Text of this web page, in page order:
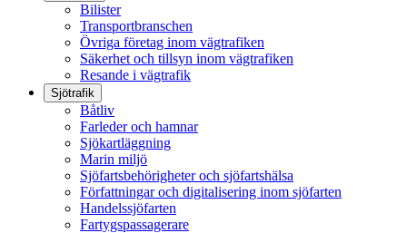
Bilister
Transportbranschen
Övriga företag inom vägtrafiken
Säkerhet och tillsyn inom vägtrafiken
Resande i vägtrafik
Sjötrafik
Båtliv
Farleder och hamnar
Sjökartläggning
Marin miljö
Sjöfartsbehörigheter och sjöfartshälsa
Författningar och digitalisering inom sjöfarten
Handelssjöfarten
Fartygspassagerare